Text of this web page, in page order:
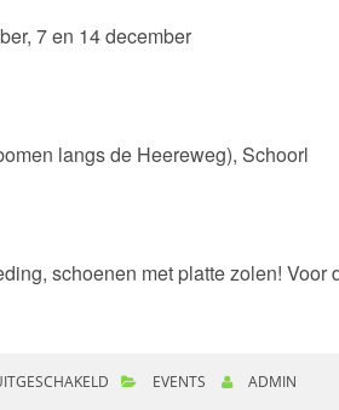
7 en 14 december
langs de Heereweg), Schoorl
schoenen met platte zolen! Voor
VOOR SLACKLINEN MET HET
EVENTS ADMIN